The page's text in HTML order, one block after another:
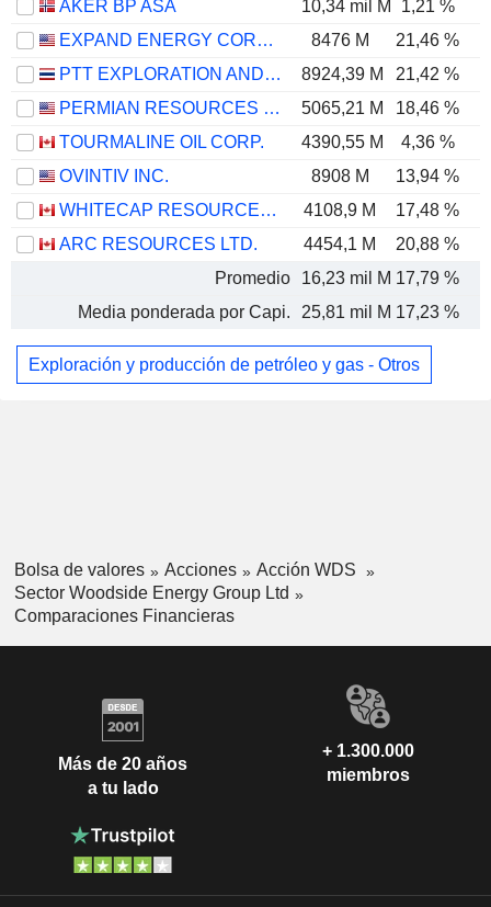
AKER BP ASA
10,34 mil M 1,21 %
EXPAND ENERGY CORPORATION
8476 M 21,46 %
PTT EXPLORATION AND PRODUCTION
8924,39 M 21,42 %
PERMIAN RESOURCES CORPORATION
5065,21 M 18,46 %
TOURMALINE OIL CORP.
4390,55 M 4,36 %
OVINTIV INC.
8908 M 13,94 %
WHITECAP RESOURCES INC.
4108,9 M 17,48 %
ARC RESOURCES LTD.
4454,1 M 20,88 %
Promedio
16,23 mil M 17,79 %
Media ponderada por Capi.
25,81 mil M 17,23 %
Exploración y producción de petróleo y gas - Otros
Bolsa de valores Acciones
Acción WDS
Sector Woodside Energy Group Ltd
Comparaciones Financieras
Más de 20 años
a tu lado
+ 1.300.000
miembros